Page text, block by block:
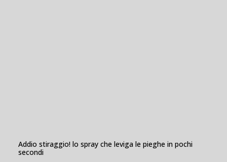
Addio stiraggio! lo spray che leviga le pieghe in pochi
secondi